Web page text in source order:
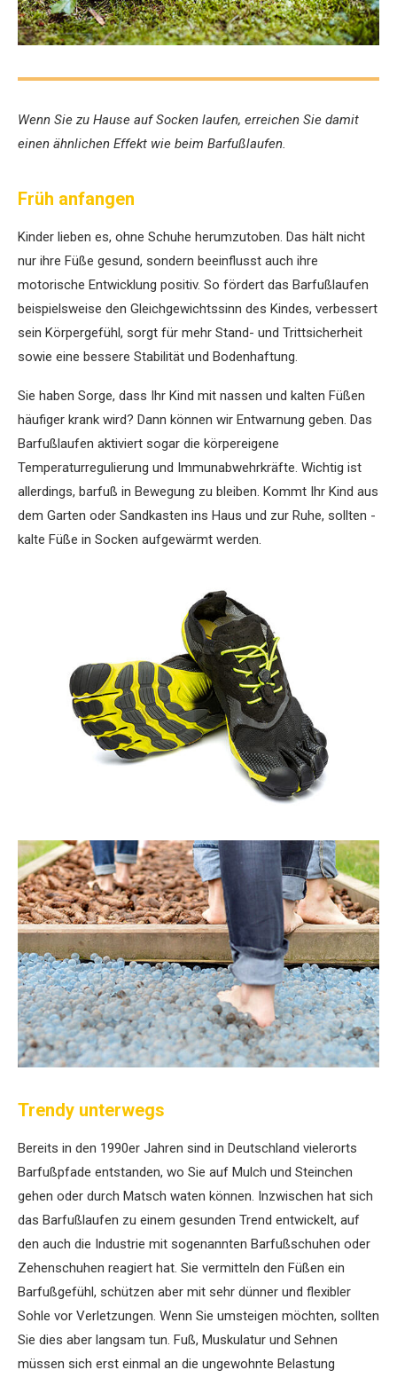
Wenn Sie zu Hause auf Socken laufen, erreichen Sie damit
einen ähnlichen Effekt wie beim Barfußlaufen.
Früh anfangen
Kinder lieben es, ohne Schuhe herumzutoben. Das hält nicht
nur ihre Füße gesund, sondern beeinflusst auch ihre
motorische Entwicklung positiv. So fördert das Barfußlaufen
beispielsweise den Gleichgewichtssinn des Kindes, verbessert
sein Körpergefühl, sorgt für mehr Stand- und Trittsicherheit
sowie eine bessere Stabilität und Bodenhaftung.
Sie haben Sorge, dass Ihr Kind mit nassen und kalten Füßen
häufiger krank wird? Dann können wir Entwarnung geben. Das
Barfuß­laufen aktiviert sogar die körpereigene
Temperaturregulierung und Immunabwehrkräfte. Wichtig ist
allerdings, barfuß in Bewegung zu bleiben. Kommt Ihr Kind aus
dem Garten oder Sandkasten ins Haus und zur Ruhe, sollten ­
kalte Füße in Socken aufgewärmt werden.
Trendy unterwegs
Bereits in den 1990er Jahren sind in Deutschland vielerorts
Barfußpfade entstanden, wo ­Sie auf Mulch und Steinchen
gehen oder durch Matsch waten können. Inzwischen hat sich
das Barfußlaufen zu einem ge­sunden Trend ent­wickelt, auf
den auch die Industrie mit sogenannten ­Barfußschuhen oder
Zehenschuhen reagiert hat. Sie vermitteln den ­Füßen ein
Barfußgefühl, schützen aber mit sehr dünner und flexibler
Sohle vor Verletzungen. Wenn Sie umsteigen möchten, sollten
Sie dies aber langsam tun. Fuß, Muskulatur und Sehnen
müssen sich erst einmal an die ungewohnte Belastung